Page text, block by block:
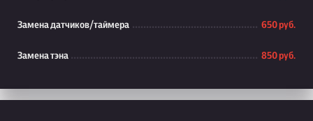
Замена датчиков/таймера 650 руб.
Замена тэна 850 руб.